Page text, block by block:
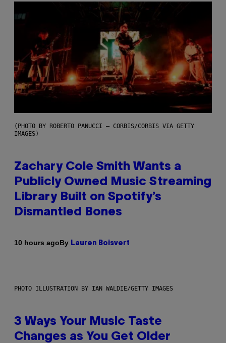
(PHOTO BY ROBERTO PANUCCI – CORBIS/CORBIS VIA GETTY
IMAGES)
Zachary Cole Smith Wants a
Publicly Owned Music Streaming
Library Built on Spotify’s
Dismantled Bones
10 hours agoBy Lauren Boisvert
PHOTO ILLUSTRATION BY IAN WALDIE/GETTY IMAGES
3 Ways Your Music Taste
Changes as You Get Older